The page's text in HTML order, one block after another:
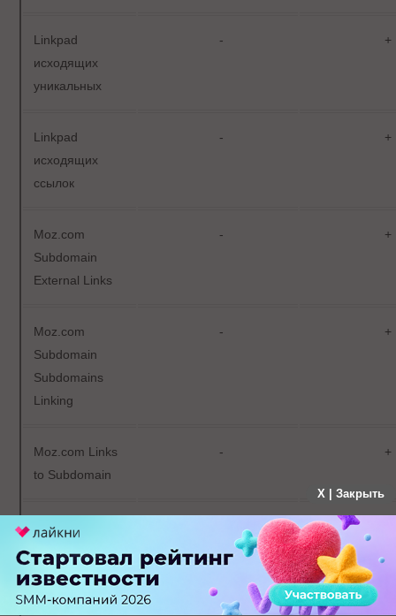
Linkpad
исходящих
уникальных
- +
Linkpad
исходящих
ссылок
- +
Moz.com
Subdomain
External Links
- +
Moz.com
Subdomain
Subdomains
Linking
- +
Moz.com Links
to Subdomain
- +
Moz.com
MozRank
X | Закрыть